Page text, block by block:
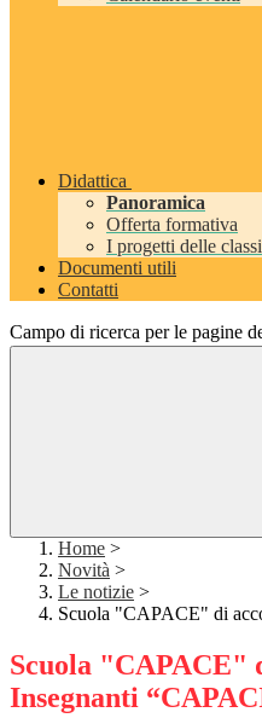
Didattica
Panoramica
Offerta formativa
I progetti delle classi
Documenti utili
Contatti
Campo di ricerca per le pagine
Home >
Novità >
Le notizie >
Scuola "CAPACE" di
Scuola "CAPACE"
Insegnanti